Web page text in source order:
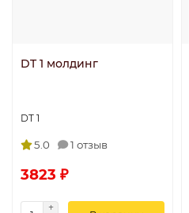
DT 1 молдинг
DT 1
5.0 1 отзыв
3823 ₽